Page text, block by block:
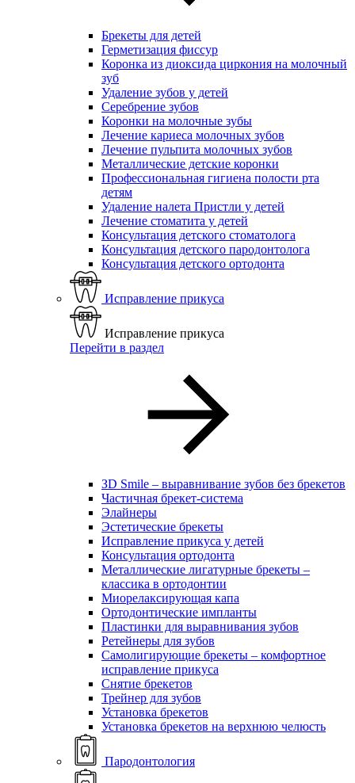
Брекеты для детей
Герметизация фиссур
Коронка из диоксида циркония на молочный
зуб
Удаление зубов у детей
Серебрение зубов
Коронки на молочные зубы
Лечение кариеса молочных зубов
Лечение пульпита молочных зубов
Металлические детские коронки
Профессиональная гигиена полости рта
детям
Удаление налета Пристли у детей
Лечение стоматита у детей
Консультация детского стоматолога
Консультация детского пародонтолога
Консультация детского ортодонта
Исправление прикуса
Исправление прикуса
Перейти в раздел
ЗD Smile – выравнивание зубов без брекетов
Частичная брекет-система
Элайнеры
Эстетические брекеты
Исправление прикуса у детей
Консультация ортодонта
Металлические лигатурные брекеты –
классика в ортодонтии
Миорелаксирующая капа
Ортодонтические импланты
Пластинки для выравнивания зубов
Ретейнеры для зубов
Самолигирующие брекеты – комфортное
исправление прикуса
Снятие брекетов
Трейнер для зубов
Установка брекетов
Установка брекетов на верхнюю челюсть
Пародонтология